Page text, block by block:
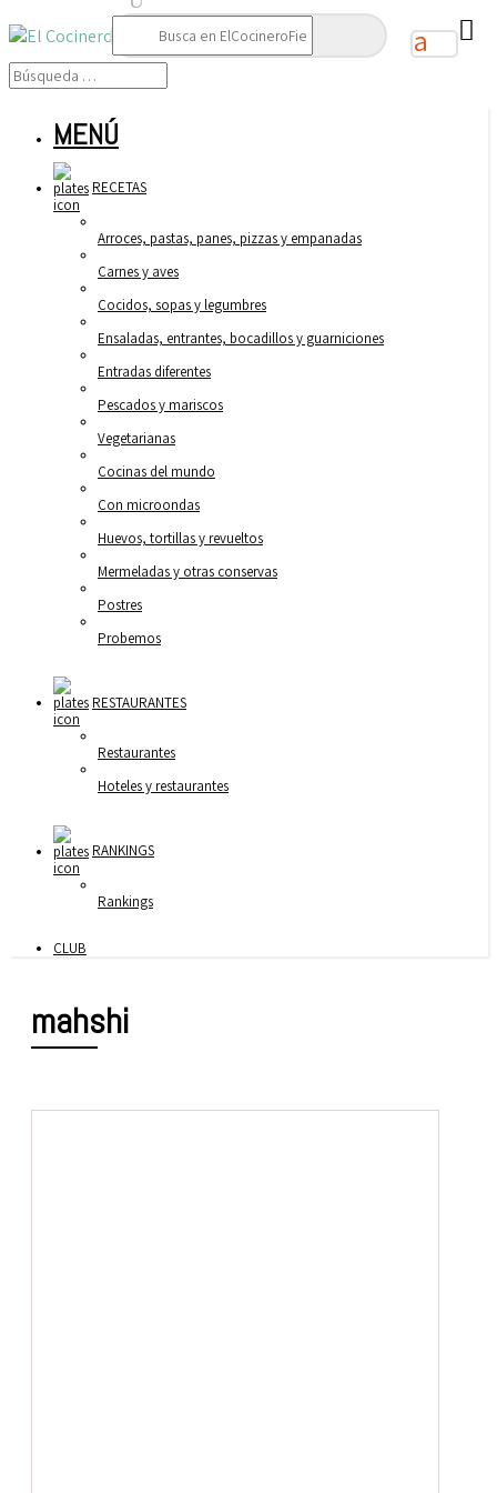
Buscar:
MENÚ
RECETAS
Arroces, pastas, panes, pizzas y empanadas
Carnes y aves
Cocidos, sopas y legumbres
Ensaladas, entrantes, bocadillos y guarniciones
Entradas diferentes
Pescados y mariscos
Vegetarianas
Cocinas del mundo
Con microondas
Huevos, tortillas y revueltos
Mermeladas y otras conservas
Postres
Probemos
RESTAURANTES
Restaurantes
Hoteles y restaurantes
RANKINGS
Rankings
CLUB
mahshi